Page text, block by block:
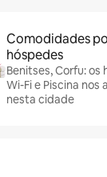
Comodidades
hóspedes
Benitses, Corfu: os
Wi-Fi e Piscina
nesta cidade